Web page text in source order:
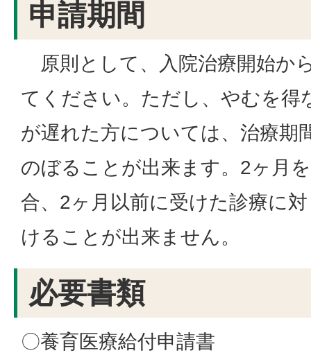
申請期間
原則として、入院治療開始か
てください。ただし、やむを得
が遅れた方については、治療期
のぼることが出来ます。2ヶ月
合、2ヶ月以前に受けた診療に
けることが出来ません。
必要書類
〇養育医療給付申請書